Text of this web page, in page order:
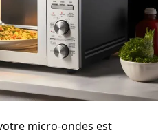
micro-ondes est